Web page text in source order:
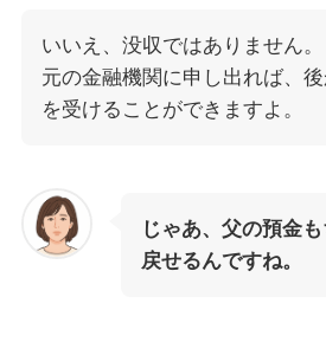
いいえ、没収ではありません。
元の金融機関に申し出れば、
を受けることができますよ。
じゃあ、父の預金
戻せるんですね。